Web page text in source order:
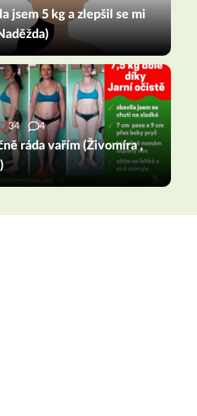
jsem 5 kg a zlepšil se mi
34 4
ráda vařím (Živomíra ,